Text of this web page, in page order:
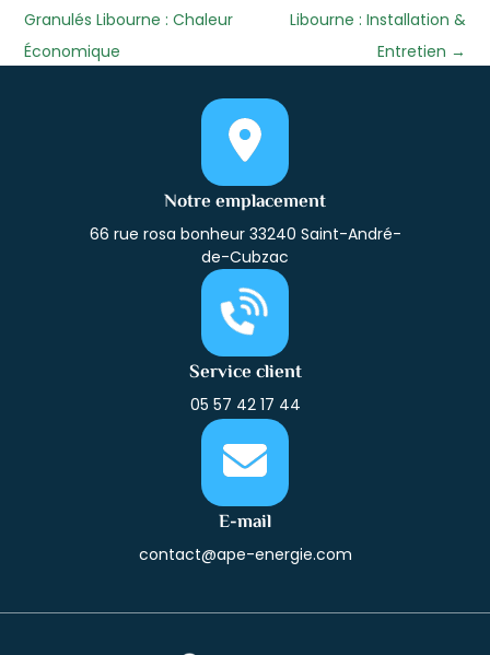
Granulés Libourne : Chaleur
Économique
Libourne : Installation &
Entretien →
Notre emplacement
66 rue rosa bonheur 33240 Saint-André-
de-Cubzac
Service client
05 57 42 17 44
E-mail
contact@ape-energie.com